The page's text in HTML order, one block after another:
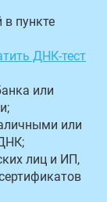
пункте
ДНК-тест
или
или
лиц и ИП,